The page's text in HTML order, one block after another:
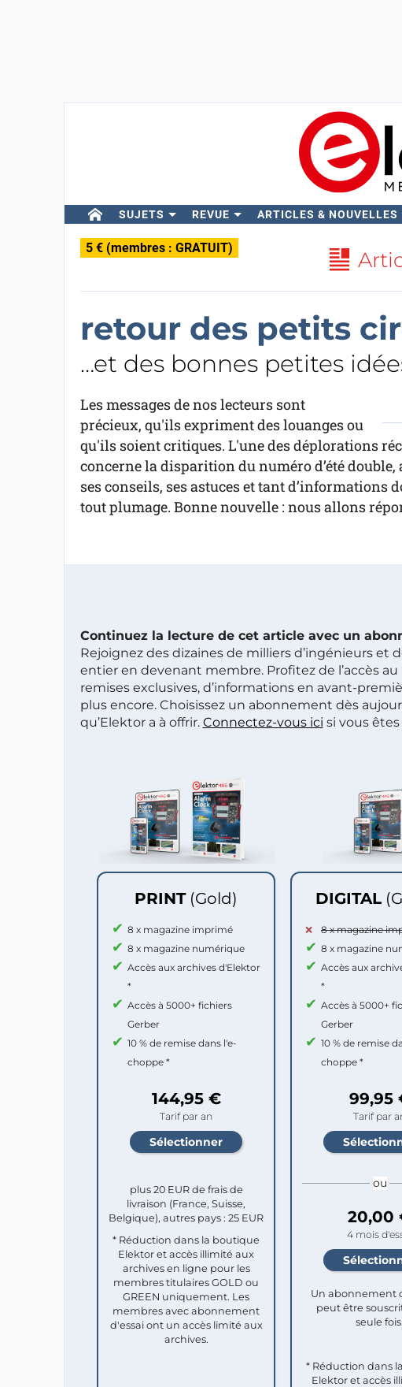
SUJETS REVUE ARTICLES & NOUVELLES
5 € (membres : GRATUIT)
retour des petits
…et des bonnes petites
Les messages de nos lecteurs sont
précieux, qu'ils expriment des louanges ou
qu'ils soient critiques. L'une des déplorations
concerne la disparition du numéro d’été
ses conseils, ses astuces et tant
tout plumage. Bonne nouvelle : nous allons
Continuez la lecture de cet article avec un
Rejoignez des dizaines de milliers d’ingénieurs et
entier en devenant membre. Profitez de l’accès
remises exclusives, d’informations en avant-
plus encore. Choisissez un abonnement dès
qu’Elektor a à offrir. Connectez-vous ici si vous
PRINT (Gold)
8 x magazine imprimé
8 x magazine numérique
Accès aux archives d'Elektor
*
Accès à 5000+ fichiers
Gerber
10 % de remise dans l'e-
choppe *
144,95 €
Tarif par an
plus 20 EUR de frais de
livraison (France, Suisse,
Belgique), autres pays : 25 EUR
* Réduction dans la boutique
Elektor et accès illimité aux
archives en ligne pour les
membres titulaires GOLD ou
GREEN uniquement. Les
membres avec abonnement
d'essai ont un accès limité aux
archives.
DIGITAL
8 x magazine
8 x magazine
Accès aux
*
Accès à 5000+
Gerber
10 % de remise
choppe *
99,95
Tarif par
ou
20,00
4 mois
Un abonnement
peut être
seule fois.​
* Réduction dans
Elektor et accès